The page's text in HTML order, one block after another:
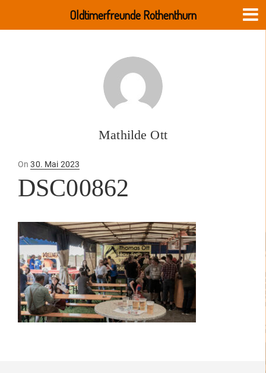
Mathilde Ott
OnPosted
30. Mai 2023
DSC00862
Oldtimerfreunde Rothenthurn